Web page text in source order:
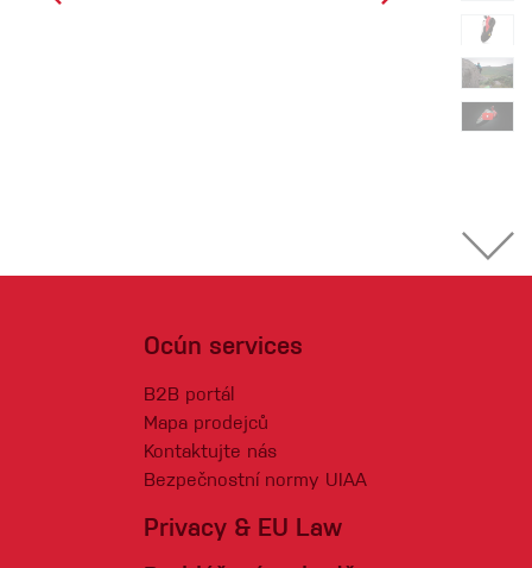
Ocún services
B2B portál
Mapa prodejců
Kontaktujte nás
Bezpečnostní normy UIAA
Privacy & EU Law